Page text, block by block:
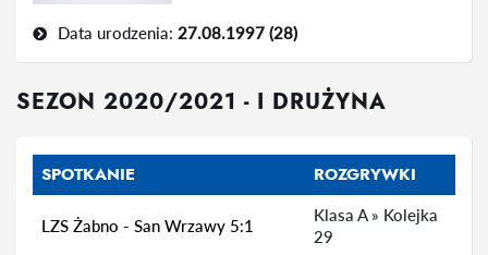
Data urodzenia: 27.08.1997 (28)
SEZON 2020/2021 - I DRUŻYNA
SPOTKANIE ROZGRYWKI
LZS Żabno - San Wrzawy 5:1
Klasa A » Kolejka
29